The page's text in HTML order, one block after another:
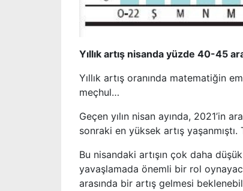
Yıllık artış nisanda yüzde 40-45
Yıllık artış oranında matematiğin
meçhul…
Geçen yılın nisan ayında, 2021’in
sonraki en yüksek artış
Bu nisandaki artışın çok daha
yavaşlamada önemli bir rol
arasında bir artış gelmesi